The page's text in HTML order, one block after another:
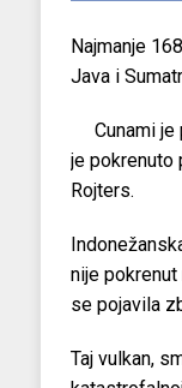
Najmanje
Java i
Cunami
je pokrenuto
Rojters.
nije
se pojavila
Taj vulkan,